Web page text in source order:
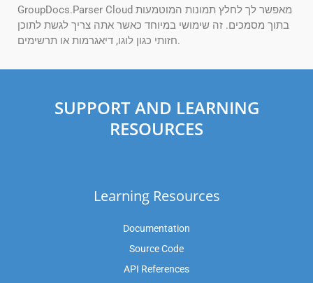
GroupDocs.Parser Cloud מאפשר לך לחלץ תמונות המוטמעות
בתוך מסמכים. זה שימושי במיוחד כאשר אתה צריך לגשת לתוכן
חזותי כגון לוגו, דיאגרמות או תרשימים.
SUPPORT AND LEARNING
RESOURCES
Learning Resources
Documentation
Source Code
API References